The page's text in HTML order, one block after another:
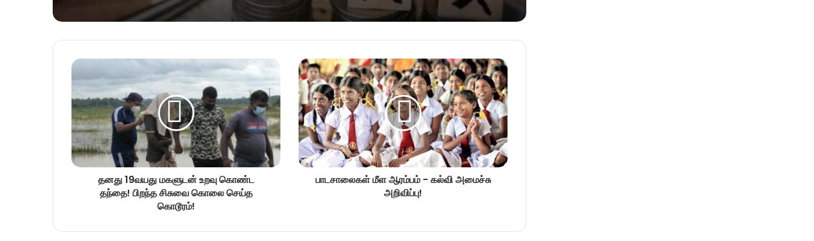
தனது 19வயது மகளுடன் உறவு கொண்ட
தந்தை! பிறந்த சிசுவை கொலை செய்த
கொடூரம்!
பாடசாலைகள் மீள ஆரம்பம் - கல்வி அமைச்சு
அறிவிப்பு!